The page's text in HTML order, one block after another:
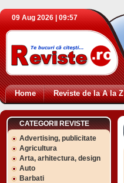
09 Aug 2026 | 09:57
Home Reviste de la A la Z
CATEGORII REVISTE
Advertising, publicitate
Agricultura
Arta, arhitectura, design
Auto
Barbati